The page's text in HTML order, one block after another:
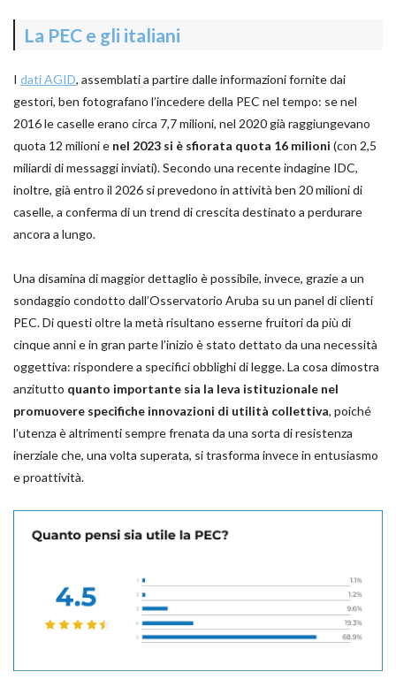
La PEC e gli italiani
I dati AGID, assemblati a partire dalle informazioni fornite dai
gestori, ben fotografano l’incedere della PEC nel tempo: se nel
2016 le caselle erano circa 7,7 milioni, nel 2020 già raggiungevano
quota 12 milioni e nel 2023 si è sfiorata quota 16 milioni (con 2,5
miliardi di messaggi inviati). Secondo una recente indagine IDC,
inoltre, già entro il 2026 si prevedono in attività ben 20 milioni di
caselle, a conferma di un trend di crescita destinato a perdurare
ancora a lungo.
Una disamina di maggior dettaglio è possibile, invece, grazie a un
sondaggio condotto dall’Osservatorio Aruba su un panel di clienti
PEC. Di questi oltre la metà risultano esserne fruitori da più di
cinque anni e in gran parte l’inizio è stato dettato da una necessità
oggettiva: rispondere a specifici obblighi di legge. La cosa dimostra
anzitutto quanto importante sia la leva istituzionale nel
promuovere specifiche innovazioni di utilità collettiva, poiché
l’utenza è altrimenti sempre frenata da una sorta di resistenza
inerziale che, una volta superata, si trasforma invece in entusiasmo
e proattività.